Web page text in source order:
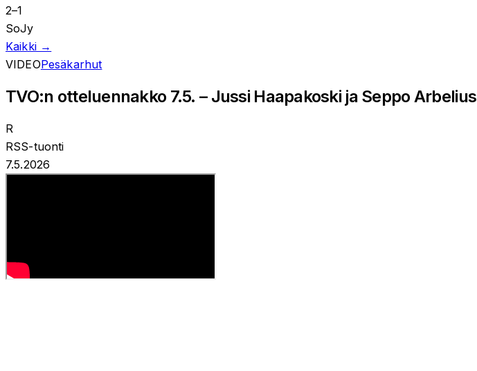
2–1
SoJy
Kaikki →
VIDEOPesäkarhut
TVO:n otteluennakko 7.5. – Jussi Haapakoski ja Seppo Arbelius
R
RSS-tuonti
7.5.2026